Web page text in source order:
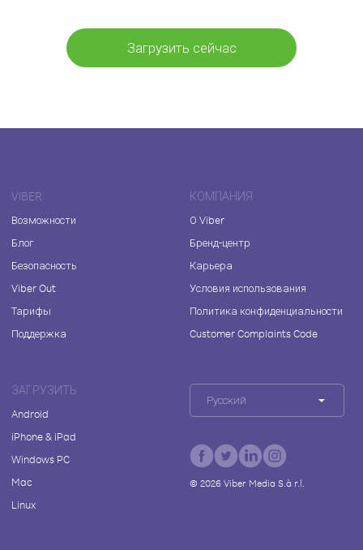
Загрузить сейчас
VIBER
Возможности
Блог
Безопасность
Viber Out
Тарифы
Поддержка
КОМПАНИЯ
О Viber
Бренд-центр
Карьера
Условия использования
Политика конфиденциальности
Customer Complaints Code
ЗАГРУЗИТЬ
Android
iPhone & iPad
Windows PC
Mac
Linux
Русский
© 2026Viber Media S.à r.l.